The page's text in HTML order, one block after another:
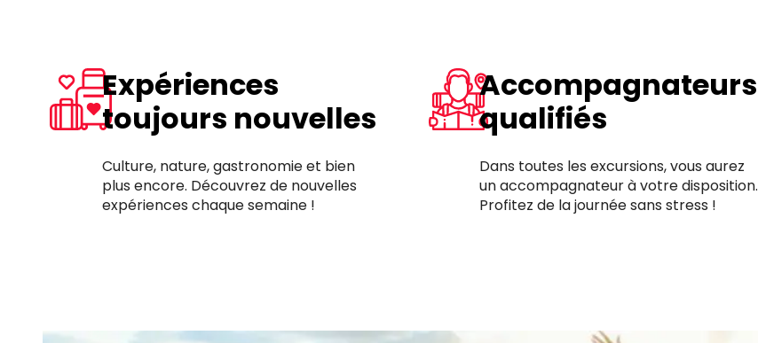
Expériences
toujours nouvelles
Culture, nature, gastronomie et bien
plus encore. Découvrez de nouvelles
expériences chaque semaine !
Accompagnateurs
qualifiés
Dans toutes les excursions, vous aurez
un accompagnateur à votre disposition.
Profitez de la journée sans stress !